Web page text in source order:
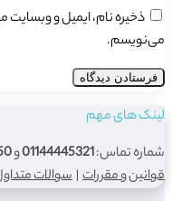
ذخیره نام، ایمیل و وبسایت
می‌نویسم.
لینک های مهم
شماره تماس:01144445321و
قوانین و مقررات | سوالات